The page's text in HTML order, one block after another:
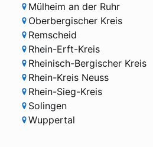
Mülheim an der Ruhr
Oberbergischer Kreis
Remscheid
Rhein-Erft-Kreis
Rheinisch-Bergischer Kreis
Rhein-Kreis Neuss
Rhein-Sieg-Kreis
Solingen
Wuppertal